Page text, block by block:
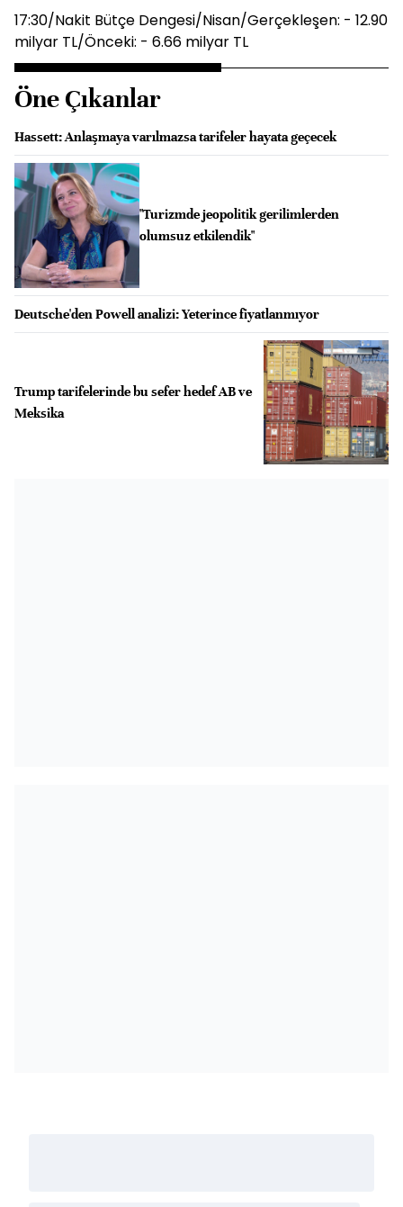
17:30/Nakit Bütçe Dengesi/Nisan/Gerçekleşen: - 12.90
milyar TL/Önceki: - 6.66 milyar TL
Öne Çıkanlar
Hassett: Anlaşmaya varılmazsa tarifeler hayata geçecek
"Turizmde jeopolitik gerilimlerden
olumsuz etkilendik"
Deutsche'den Powell analizi: Yeterince fiyatlanmıyor
Trump tarifelerinde bu sefer hedef AB ve
Meksika